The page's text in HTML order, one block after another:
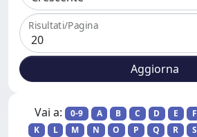
Risultati/Pagina
Vai a: 0-9 A B C D E F
K
L M N O P Q R S